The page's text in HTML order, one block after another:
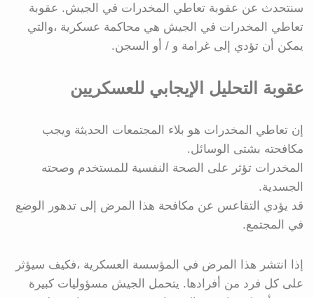
سنتحدث عن عقوبة تعاطي المخدرات في الجيش. عقوبة
تعاطي المخدرات في الجيش هي محاكمة عسكرية ،والتي
يمكن أن تؤدي إلى غرامة و / أو السجن.
عقوبة التحليل الإيجابي للعسكريين
إن تعاطي المخدرات هو بلاء المجتمعات الحديثة ويجب
مكافحته بشتى الوسائل.
المخدرات تؤثر على الصحة النفسية للمستخدم وصحته
الجسدية.
قد يؤدي التقاعس عن مكافحة هذا المرض إلى تدهور الوضع
في المجتمع.
إذا انتشر هذا المرض في المؤسسة العسكرية ،فكيف سيؤثر
على كل فرد من أفرادها. يتحمل الجيش مسؤوليات كبيرة